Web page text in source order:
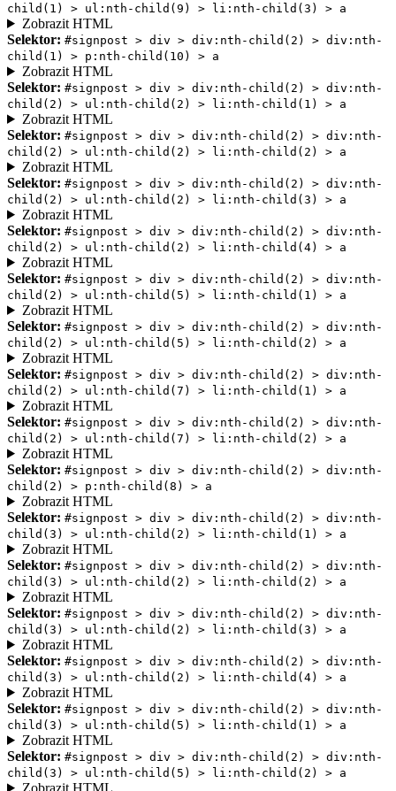
child(1) > ul:nth-child(9) > li:nth-child(3) > a
Zobrazit HTML
Selektor: #signpost > div > div:nth-child(2) > div:nth-
child(1) > p:nth-child(10) > a
Zobrazit HTML
Selektor: #signpost > div > div:nth-child(2) > div:nth-
child(2) > ul:nth-child(2) > li:nth-child(1) > a
Zobrazit HTML
Selektor: #signpost > div > div:nth-child(2) > div:nth-
child(2) > ul:nth-child(2) > li:nth-child(2) > a
Zobrazit HTML
Selektor: #signpost > div > div:nth-child(2) > div:nth-
child(2) > ul:nth-child(2) > li:nth-child(3) > a
Zobrazit HTML
Selektor: #signpost > div > div:nth-child(2) > div:nth-
child(2) > ul:nth-child(2) > li:nth-child(4) > a
Zobrazit HTML
Selektor: #signpost > div > div:nth-child(2) > div:nth-
child(2) > ul:nth-child(5) > li:nth-child(1) > a
Zobrazit HTML
Selektor: #signpost > div > div:nth-child(2) > div:nth-
child(2) > ul:nth-child(5) > li:nth-child(2) > a
Zobrazit HTML
Selektor: #signpost > div > div:nth-child(2) > div:nth-
child(2) > ul:nth-child(7) > li:nth-child(1) > a
Zobrazit HTML
Selektor: #signpost > div > div:nth-child(2) > div:nth-
child(2) > ul:nth-child(7) > li:nth-child(2) > a
Zobrazit HTML
Selektor: #signpost > div > div:nth-child(2) > div:nth-
child(2) > p:nth-child(8) > a
Zobrazit HTML
Selektor: #signpost > div > div:nth-child(2) > div:nth-
child(3) > ul:nth-child(2) > li:nth-child(1) > a
Zobrazit HTML
Selektor: #signpost > div > div:nth-child(2) > div:nth-
child(3) > ul:nth-child(2) > li:nth-child(2) > a
Zobrazit HTML
Selektor: #signpost > div > div:nth-child(2) > div:nth-
child(3) > ul:nth-child(2) > li:nth-child(3) > a
Zobrazit HTML
Selektor: #signpost > div > div:nth-child(2) > div:nth-
child(3) > ul:nth-child(2) > li:nth-child(4) > a
Zobrazit HTML
Selektor: #signpost > div > div:nth-child(2) > div:nth-
child(3) > ul:nth-child(5) > li:nth-child(1) > a
Zobrazit HTML
Selektor: #signpost > div > div:nth-child(2) > div:nth-
child(3) > ul:nth-child(5) > li:nth-child(2) > a
Zobrazit HTML